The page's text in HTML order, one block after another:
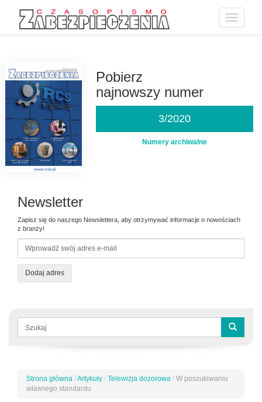
Toggle
Pobierz
najnowszy numer
3/2020
Numery archiwalne
Newsletter
Zapisz się do naszego Newslettera, aby otrzymywać informacje o nowościach
z branży!
Dodaj adres
Formularz
wyszukiwania
Jesteś
tutaj
Strona główna /Artykuły / Telewizja dozorowa / W poszukiwaniu
własnego standardu